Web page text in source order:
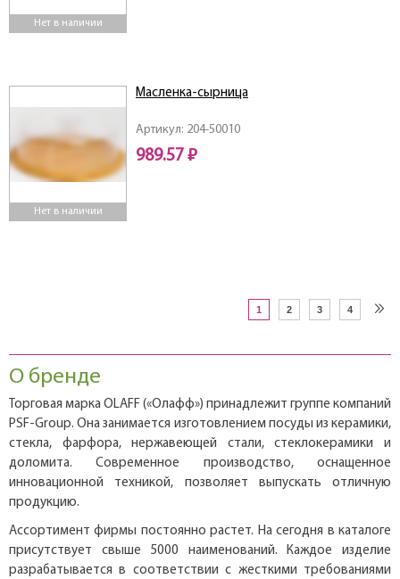
Нет в наличии
Нет в наличии
Артикул: 204-50010
Масленка-сырница
989.57 ₽
1 2 3 4
О бренде
Торговая марка OLAFF («Олафф») принадлежит группе компаний
PSF-Group. Она занимается изготовлением посуды из керамики,
стекла, фарфора, нержавеющей стали, стеклокерамики и
доломита. Современное производство, оснащенное
инновационной техникой, позволяет выпускать отличную
продукцию.
Ассортимент фирмы постоянно растет. На сегодня в каталоге
присутствует свыше 5000 наименований. Каждое изделие
разрабатывается в соответствии с жесткими требованиями